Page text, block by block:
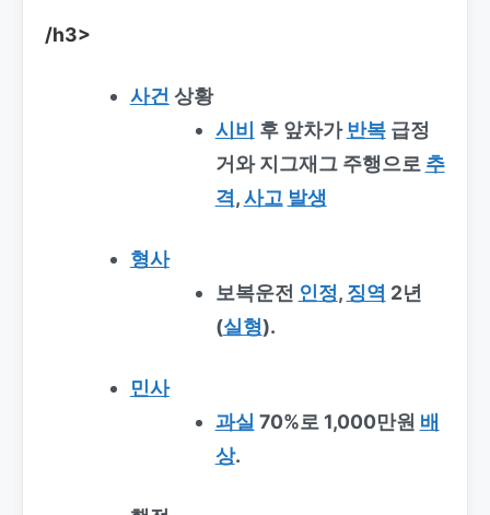
/h3>
사건 상황
시비 후 앞차가반복급정
거와 지그재그 주행으로 추
격,사고 발생
형사
보복운전 인정, 징역 2년
(실형).
민사
과실 70%로 1,000만원 배
상.